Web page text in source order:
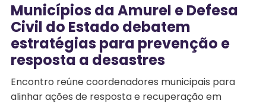
Municípios da Amurel e Defesa
Civil do Estado debatem
estratégias para prevenção e
resposta a desastres
Encontro reúne coordenadores municipais para
alinhar ações de resposta e recuperação em